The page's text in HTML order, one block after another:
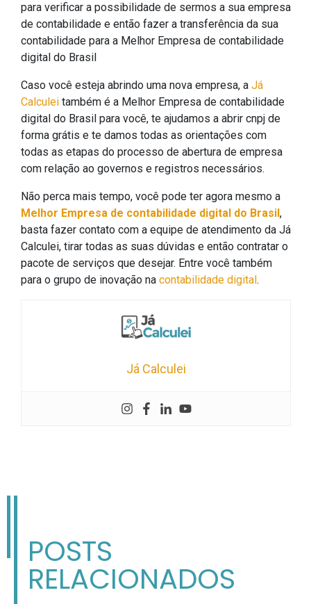
para verificar a possibilidade de sermos a sua empresa
de contabilidade e então fazer a transferência da sua
contabilidade para a Melhor Empresa de contabilidade
digital do Brasil
Caso você esteja abrindo uma nova empresa, a Já
Calculei também é a Melhor Empresa de contabilidade
digital do Brasil para você, te ajudamos a abrir cnpj de
forma grátis e te damos todas as orientações com
todas as etapas do processo de abertura de empresa
com relação ao governos e registros necessários.
Não perca mais tempo, você pode ter agora mesmo a
Melhor Empresa de contabilidade digital do Brasil ,
basta fazer contato com a equipe de atendimento da Já
Calculei, tirar todas as suas dúvidas e então contratar o
pacote de serviços que desejar. Entre você também
para o grupo de inovação na contabilidade digital .
Já Calculei
POSTS
RELACIONADOS